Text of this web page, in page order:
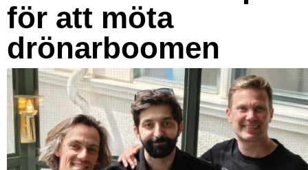
för att möta
drönarboomen